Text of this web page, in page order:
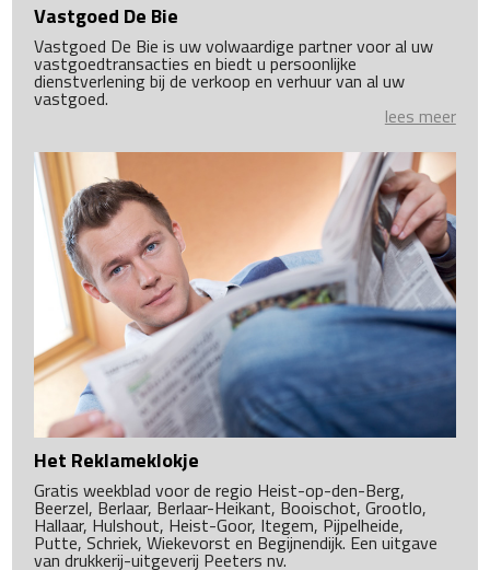
Vastgoed De Bie
Vastgoed De Bie is uw volwaardige partner voor al uw
vastgoedtransacties en biedt u persoonlijke
dienstverlening bij de verkoop en verhuur van al uw
vastgoed.
lees meer
Het Reklameklokje
Gratis weekblad voor de regio Heist-op-den-Berg,
Beerzel, Berlaar, Berlaar-Heikant, Booischot, Grootlo,
Hallaar, Hulshout, Heist-Goor, Itegem, Pijpelheide,
Putte, Schriek, Wiekevorst en Begijnendijk. Een uitgave
van drukkerij-uitgeverij Peeters nv.